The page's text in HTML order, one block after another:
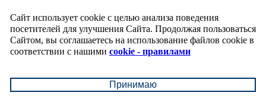
Сайт использует cookie с целью анализа поведения
посетителей для улучшения Сайта. Продолжая пользоваться
Сайтом, вы соглашаетесь на использование файлов cookie в
соответствии с нашими cookie - правилами
Принимаю